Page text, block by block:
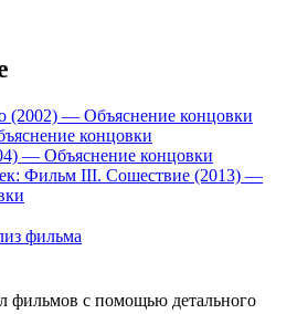
(2002) — Объяснение концовки
концовки
— Объяснение концовки
Фильм III. Сошествие (2013) —
фильма
фильмов с помощью детального